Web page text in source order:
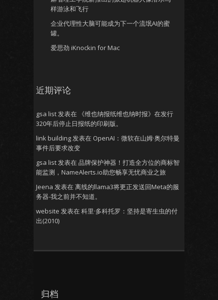
样游泳和飞行
企业代理性大脑可能成为下一个流氓AI的蜜
罐。
爱思劲 iKnockin for Mac
近期评论
gsa list发表在
《维也纳报纸维也纳时报》在发行
320年后停止日报纸的印刷版。
link building发表在 OpenAI：微软在山姆·奥尔特曼
事件后要求改变
gsa list发表在 品牌保护神器！打造全方位的商标智
能监测，NameAlerts.io助您畅享无忧商业之旅
Jeena 发表在 离线的llama3将更正发送回Meta的服
务器-我之前并不知道。
website 发表在 科里·多科托罗：坚持是寄生虫的付
出(2010)
归档